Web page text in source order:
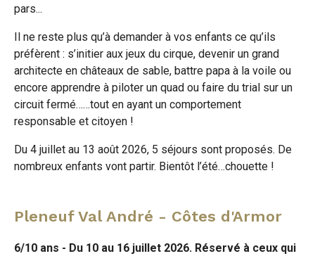
sur
Facebook
Twitter
e-
mail
pars...
Il ne reste plus qu’à demander à vos enfants ce qu’ils
préfèrent : s’initier aux jeux du cirque, devenir un grand
architecte en châteaux de sable, battre papa à la voile ou
encore apprendre à piloter un quad ou faire du trial sur un
circuit fermé……tout en ayant un comportement
responsable et citoyen !
Du 4 juillet au 13 août 2026, 5 séjours sont proposés. De
nombreux enfants vont partir. Bientôt l’été…chouette !
Pleneuf Val André - Côtes d'Armor
6/10 ans - Du 10 au 16 juillet 2026. Réservé à ceux qui